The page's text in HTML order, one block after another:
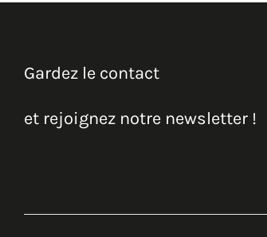
Gardez le contact
et rejoignez notre newsletter !